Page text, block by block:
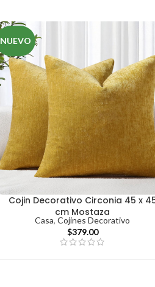
NUEVO
Cojin Decorativo Circonia 45 x
cm Mostaza
Casa,Cojines Decorativo
$379.00